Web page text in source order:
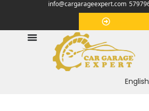
info@cargarageexpert.com
‏موعد‏
English